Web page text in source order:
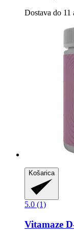
Dostava do 11
Košarica
5.0 (1)
Vitamaze